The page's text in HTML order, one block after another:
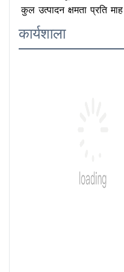
कुल उत्पादन क्षमता प्रति
कार्यशाला